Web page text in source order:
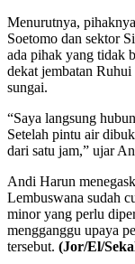
Menurutnya,
Soetomo dan sektor
ada pihak yang tidak
dekat jembatan
sungai.
“Saya langsung
Setelah pintu air
dari satu jam,” ujar
Andi Harun
Lembuswana sudah
minor yang perlu
mengganggu upaya
tersebut. (Jor/El/